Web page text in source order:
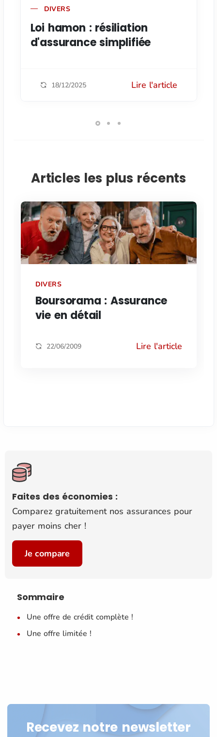
DIVERS
Loi hamon : résiliation
d'assurance simplifiée
18/12/2025 Lire l'article
Articles les plus récents
DIVERS
Boursorama : Assurance
vie en détail
22/06/2009 Lire l'article
Faites des économies :
Comparez gratuitement nos assurances pour
payer moins cher !
Je compare
Sommaire
Une offre de crédit complète !
Une offre limitée !
Recevez notre newsletter